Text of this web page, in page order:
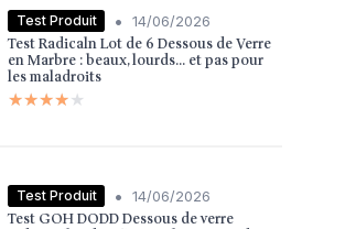
Test Produit • 14/06/2026
Test Radicaln Lot de 6 Dessous de Verre
en Marbre : beaux, lourds… et pas pour
les maladroits
★★★★★
★★★★★
Test Produit • 14/06/2026
Test GOH DODD Dessous de verre